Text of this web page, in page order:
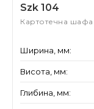
Szk 104
Картотечна шафа
Ширина, мм:
Висота, мм:
Глибина, мм: